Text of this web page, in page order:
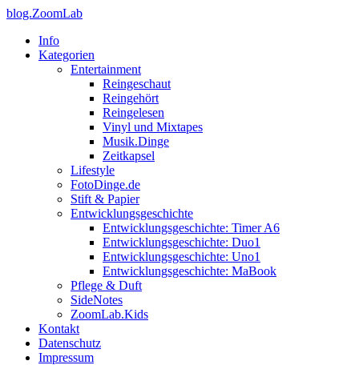
blog.ZoomLab
Info
Kategorien
Entertainment
Reingeschaut
Reingehört
Reingelesen
Vinyl und Mixtapes
Musik.Dinge
Zeitkapsel
Lifestyle
FotoDinge.de
Stift & Papier
Entwicklungsgeschichte
Entwicklungsgeschichte: Timer A6
Entwicklungsgeschichte: Duo1
Entwicklungsgeschichte: Uno1
Entwicklungsgeschichte: MaBook
Pflege & Duft
SideNotes
ZoomLab.Kids
Kontakt
Datenschutz
Impressum